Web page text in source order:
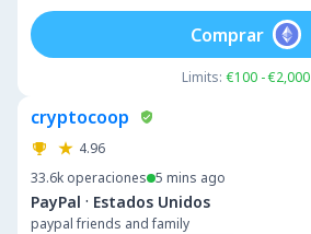
Limits: €100 - €2,000
Comprar
cryptocoop
4.96
33.6k operaciones 5 mins ago
PayPal · Estados Unidos
paypal friends and family